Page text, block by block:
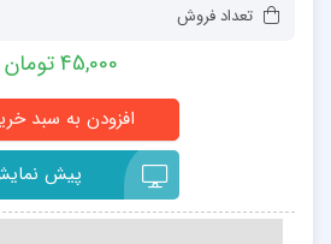
تعداد فروش
45,000 تومان
پیش